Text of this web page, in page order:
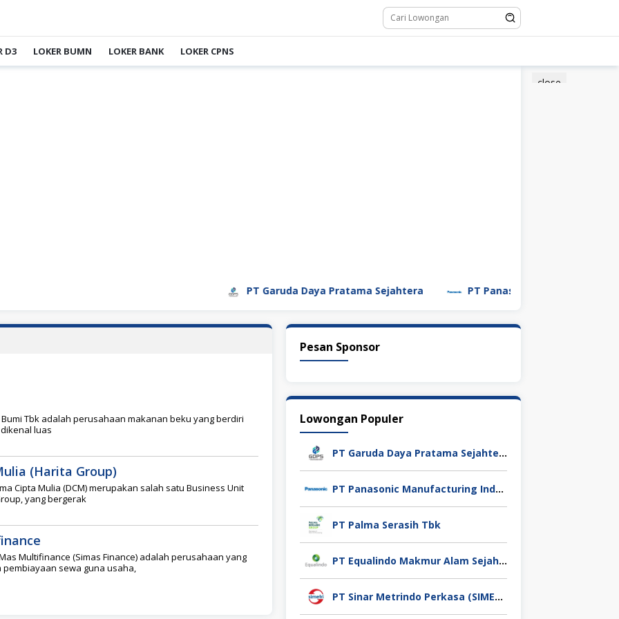
D3 LOKER BUMN LOKER BANK LOKER CPNS
close
PT Garuda Daya Pratama Sejahtera PT Panasonic Manufacturing
Bumi Tbk adalah perusahaan makanan beku yang berdiri
luas
(Harita Group)
Cipta Mulia (DCM) merupakan salah satu Business Unit
yang bergerak
Multifinance (Simas Finance) adalah perusahaan yang
sewa guna usaha,
Pesan Sponsor
Lowongan Populer
PT Garuda Daya Pratama Sejahtera
PT Panasonic Manufacturing Indonesia
PT Palma Serasih Tbk
PT Equalindo Makmur Alam Sejahtera (Equalindo Group)
PT Sinar Metrindo Perkasa (SIMETRI)